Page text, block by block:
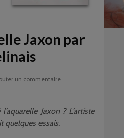
Jaxon par
un commentaire
Jaxon ? L’artiste
quelques essais.